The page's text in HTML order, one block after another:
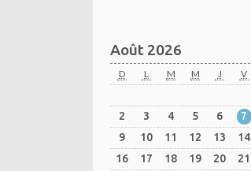
Août 2026
D L M M J V
2
3 4 5 6 7
9
10 11 12 13 14
16
17 18 19 20 21